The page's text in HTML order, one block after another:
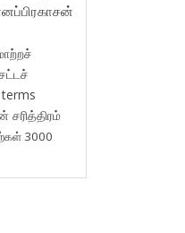
சரித்திரம்
3000